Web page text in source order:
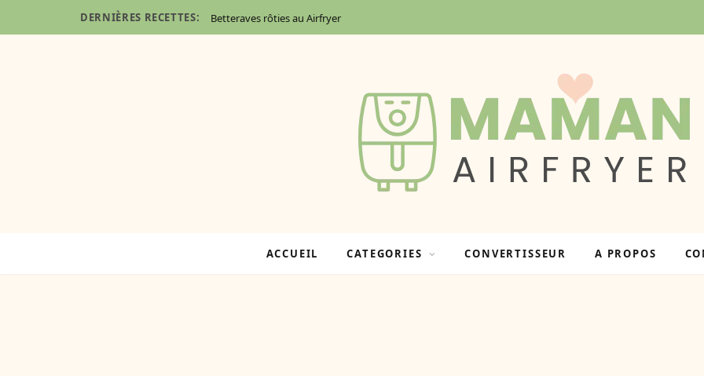
DERNIÈRES RECETTES: Betteraves rôties au Airfryer
ACCUEIL CATEGORIES CONVERTISSEUR A PROPOS